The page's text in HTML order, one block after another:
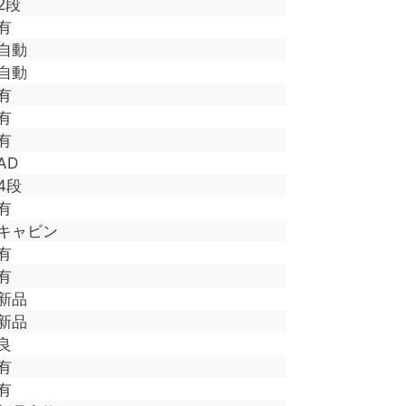
段
動
動
段
ャビン
品
品